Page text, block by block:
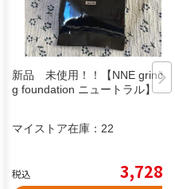
新品 未使用！！【NNE grindin
g foundation ニュートラル】
マイストア在庫： 22
税込 3,728